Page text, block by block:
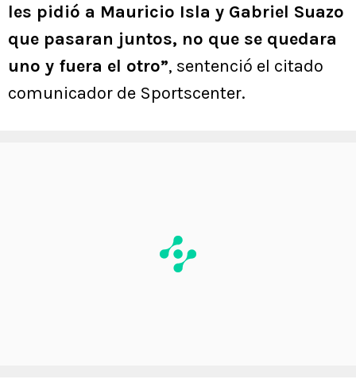
les pidió a Mauricio Isla y Gabriel Suazo
que pasaran juntos, no que se quedara
uno y fuera el otro”, sentenció el citado
comunicador de Sportscenter.